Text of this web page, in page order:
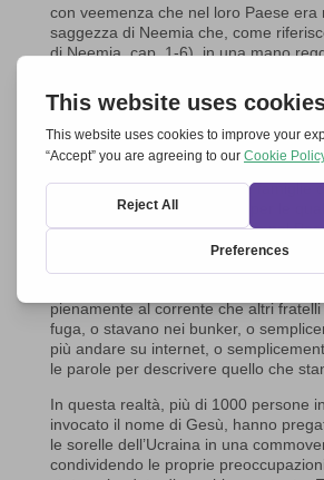
con veemenza che nel loro Paese era
saggezza di Neemia che, come
di Neemia, cap. 1-6), in una mano
La guerra in Ucraina, dicevano i due,
popolo di Dio dal suo torpore –
Dio con un vero combattimento,
Queste parole erano sature di
sovrastati dalle vicende delle famiglie
dovevano portare in salvo e per le
mentre loro stessi rimanevano nel
conoscevano gli allarmi bomba, che
mentre stavano pregando, e a causa
pienamente al corrente che altri
fuga, o stavano nei bunker, o
più andare su internet, o
le parole per descrivere quello che
In questa realtà, più di 1000 persone
invocato il nome di Gesù, hanno
le sorelle dell’Ucraina in una
condividendo le proprie